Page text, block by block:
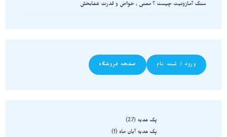
سنگ آمازونیت چیست ؟ معنی , خواص و قدرت شفابخش
ورود / ثبت نام صفحه فروشگاه
پک هدیه
27
پک هدیه آبان ماه
1